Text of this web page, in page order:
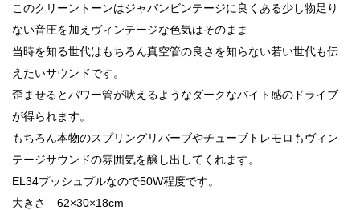
このクリーントーンはジャパンビンテージに良くある少し物足り
ない音圧を加えヴィンテージな色気はそのまま
当時を知る世代はもちろん真空管の良さを知らない若い世代も伝
えたいサウンドです。
歪ませるとパワー管が吠えるようなダークなバイト感のドライブ
が得られます。
もちろん本物のスプリングリバーブやチューブトレモロもヴィン
テージサウンドの雰囲気を醸し出してくれます。
EL34プッシュプルなので50W程度です。
大きさ 62×30×18cm